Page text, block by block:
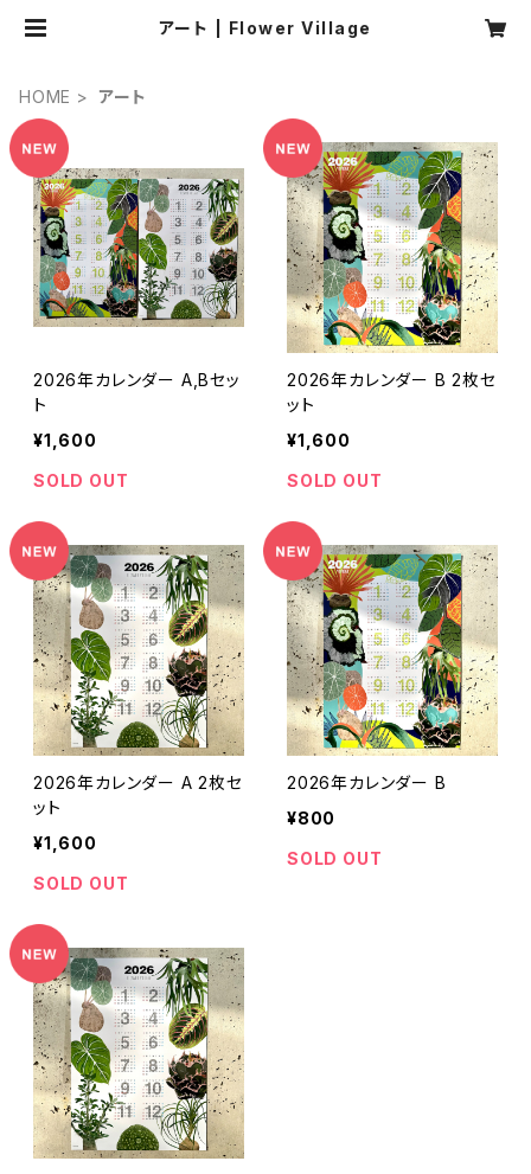
アート | Flower Village
HOME アート
2026年カレンダー A,Bセッ
ト
¥1,600
SOLD OUT
2026年カレンダー B 2枚セ
ット
¥1,600
SOLD OUT
2026年カレンダー A 2枚セ
ット
¥1,600
SOLD OUT
2026年カレンダー B
¥800
SOLD OUT